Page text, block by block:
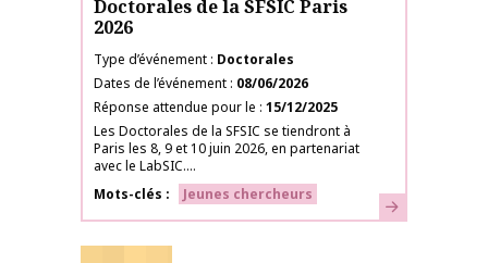
Doctorales de la SFSIC Paris
2026
Type d’événement Doctorales
Dates de l’événement 08/06/2026
Réponse attendue pour le 15/12/2025
Les Doctorales de la SFSIC se tiendront à
Paris les 8, 9 et 10 juin 2026, en partenariat
avec le LabSIC....
Mots-clés
Jeunes chercheurs En savoir plus